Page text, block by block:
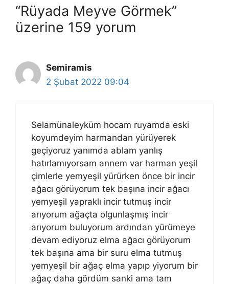
“Rüyada Meyve Görmek”
üzerine 159 yorum
Semiramis
2 Şubat 2022 09:04
Selamünaleyküm hocam ruyamda eski
koyumdeyim harmandan yürüyerek
geçiyoruz yanımda ablam yanlış
hatırlamıyorsam annem var harman yeşil
çimlerle yemyeşil yürürken önce bir incir
ağacı görüyorum tek başına incir ağacı
yemyeşil yapraklı incir tutmuş incir
arıyorum ağaçta olgunlaşmış incir
arıyorum buluyorum ardından yürümeye
devam ediyoruz elma ağacı görüyorum
tek başına ama bir suru elma tutmuş
yemyeşil bir ağaç elma yapıp yiyorum bir
ağaç daha gördüm sanki ama tam